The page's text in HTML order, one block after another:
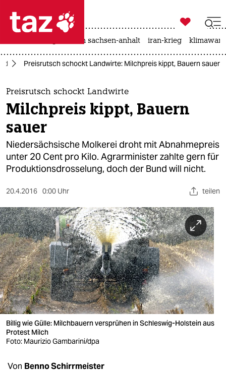
 taz zahl ich
taz zahl ich
themen
politik
öko
gesellschaft
sport
berlin
nord
wahrheit
verlag
verlag
veranstaltungen

taz zahl ich
landtagswahl in sachsen-anhalt iran-krieg
Preisrutsch schockt Landwirte: Milchpreis kippt, Bauern sauer
Preisrutsch schockt Landwirte
Milchpreis kippt, Bauern
sauer
Niedersächsische Molkerei droht mit Abnahmepreis
unter 20 Cent pro Kilo. Agrarminister zahlte gern für
Produktionsdrosselung, doch der Bund will nicht.
20.4.2016 0:00 Uhr teilen
Billig wie Gülle: Milchbauern versprühen in Schleswig-Holstein aus
Protest Milch
Foto: Maurizio Gambarini/dpa
Von Benno Schirrmeister